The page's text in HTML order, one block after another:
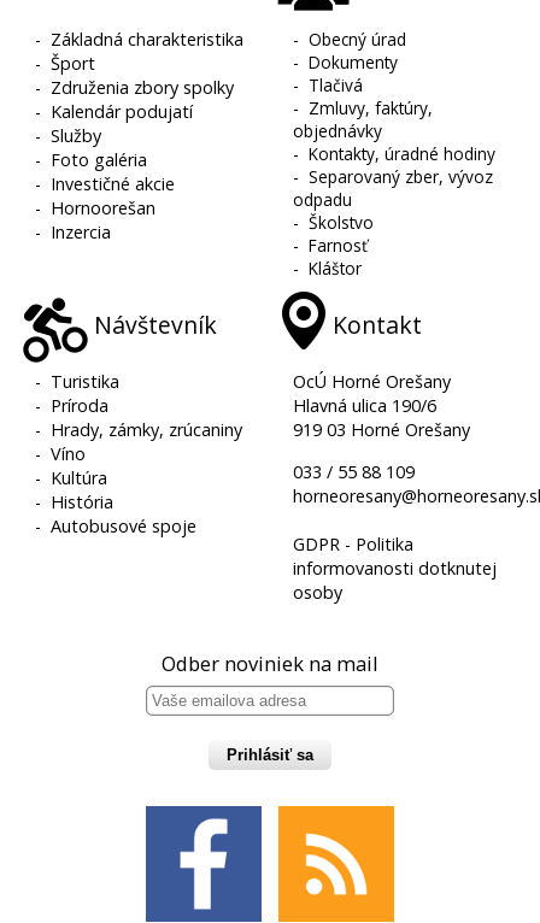
- Základná charakteristika
-Šport
- Združenia zbory spolky
- Kalendár podujatí
-Služby
- Foto galéria
- Investičné akcie
- Hornoorešan
- Inzercia
-Obecný úrad
-Dokumenty
- Tlačivá
- Zmluvy, faktúry,
objednávky
-Kontakty, úradné hodiny
-Separovaný zber, vývoz
odpadu
-Školstvo
-Farnosť
-Kláštor
Návštevník
- Turistika
- Príroda
- Hrady, zámky, zrúcaniny
-Víno
- Kultúra
- História
-Autobusové spoje
Kontakt
OcÚ Horné Orešany
Hlavná ulica 190/6
919 03 Horné Orešany
033 / 55 88 109
GDPR - Politika
informovanosti dotknutej
osoby
Odber noviniek na mail
Prihlásiť sa